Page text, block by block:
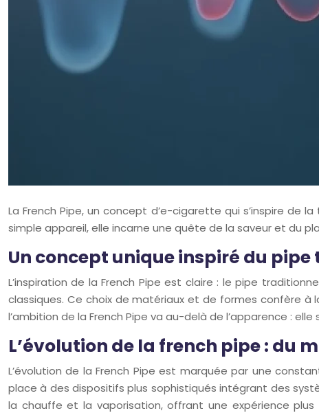
La French Pipe, un concept d’e-cigarette qui s’inspire de
simple appareil, elle incarne une quête de la saveur et du
Un concept unique inspiré du
L’inspiration de la French Pipe est claire : le pipe
classiques. Ce choix de matériaux et de formes confère à
l’ambition de la French Pipe va au-delà de l’apparence :
L’évolution de la french pipe : du
L’évolution de la French Pipe est marquée par une
place à des dispositifs plus sophistiqués intégrant des
la chauffe et la vaporisation, offrant une expérience